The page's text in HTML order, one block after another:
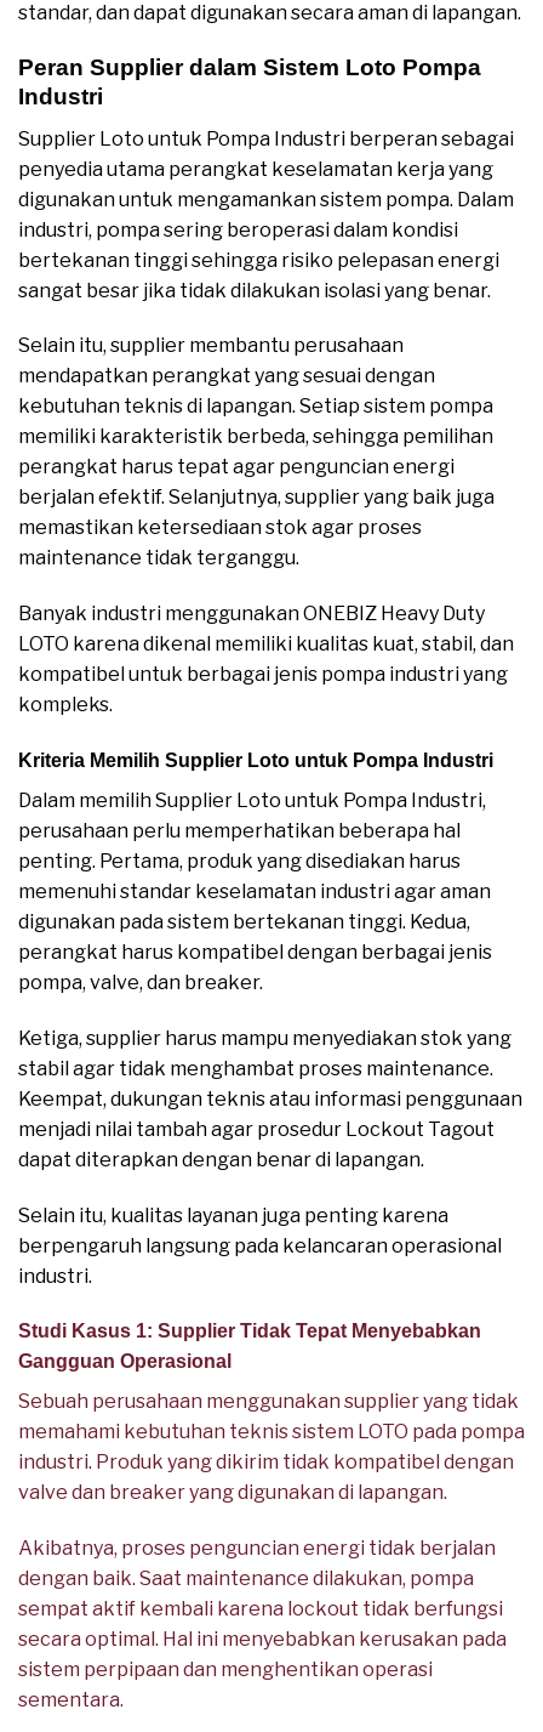
standar, dan dapat digunakan secara aman di lapangan.
Peran Supplier dalam Sistem Loto Pompa
Industri
Supplier Loto untuk Pompa Industri berperan sebagai
penyedia utama perangkat keselamatan kerja yang
digunakan untuk mengamankan sistem pompa. Dalam
industri, pompa sering beroperasi dalam kondisi
bertekanan tinggi sehingga risiko pelepasan energi
sangat besar jika tidak dilakukan isolasi yang benar.
Selain itu, supplier membantu perusahaan
mendapatkan perangkat yang sesuai dengan
kebutuhan teknis di lapangan. Setiap sistem pompa
memiliki karakteristik berbeda, sehingga pemilihan
perangkat harus tepat agar penguncian energi
berjalan efektif. Selanjutnya, supplier yang baik juga
memastikan ketersediaan stok agar proses
maintenance tidak terganggu.
Banyak industri menggunakan ONEBIZ Heavy Duty
LOTO karena dikenal memiliki kualitas kuat, stabil, dan
kompatibel untuk berbagai jenis pompa industri yang
kompleks.
Kriteria Memilih Supplier Loto untuk Pompa Industri
Dalam memilih Supplier Loto untuk Pompa Industri,
perusahaan perlu memperhatikan beberapa hal
penting. Pertama, produk yang disediakan harus
memenuhi standar keselamatan industri agar aman
digunakan pada sistem bertekanan tinggi. Kedua,
perangkat harus kompatibel dengan berbagai jenis
pompa, valve, dan breaker.
Ketiga, supplier harus mampu menyediakan stok yang
stabil agar tidak menghambat proses maintenance.
Keempat, dukungan teknis atau informasi penggunaan
menjadi nilai tambah agar prosedur Lockout Tagout
dapat diterapkan dengan benar di lapangan.
Selain itu, kualitas layanan juga penting karena
berpengaruh langsung pada kelancaran operasional
industri.
Studi Kasus 1: Supplier Tidak Tepat Menyebabkan
Gangguan Operasional
Sebuah perusahaan menggunakan supplier yang tidak
memahami kebutuhan teknis sistem LOTO pada pompa
industri. Produk yang dikirim tidak kompatibel dengan
valve dan breaker yang digunakan di lapangan.
Akibatnya, proses penguncian energi tidak berjalan
dengan baik. Saat maintenance dilakukan, pompa
sempat aktif kembali karena lockout tidak berfungsi
secara optimal. Hal ini menyebabkan kerusakan pada
sistem perpipaan dan menghentikan operasi
sementara.